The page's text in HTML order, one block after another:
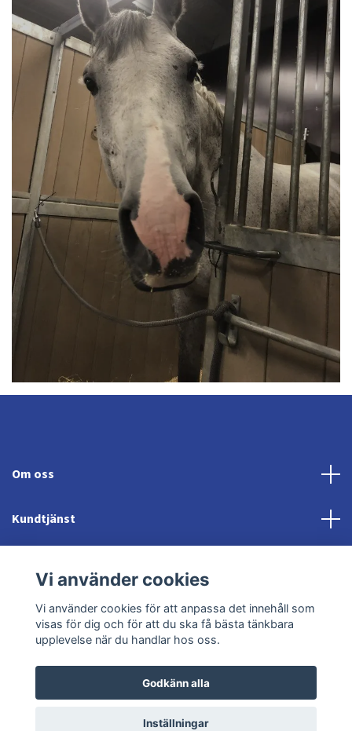
Om oss
Kundtjänst
Sociala medier
© 2026 Jonröds EquishopPowered by Quickbutik
Vi använder cookies
Vi använder cookies för att anpassa det innehåll som
visas för dig och för att du ska få bästa tänkbara
upplevelse när du handlar hos oss.
Godkänn alla
Inställningar